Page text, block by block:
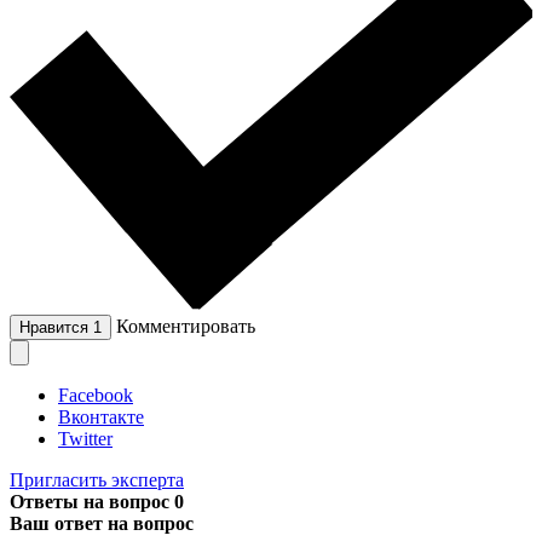
Нравится 1 Комментировать
Facebook
Вконтакте
Twitter
Пригласить эксперта
Ответы на вопрос 0
Ваш ответ на вопрос